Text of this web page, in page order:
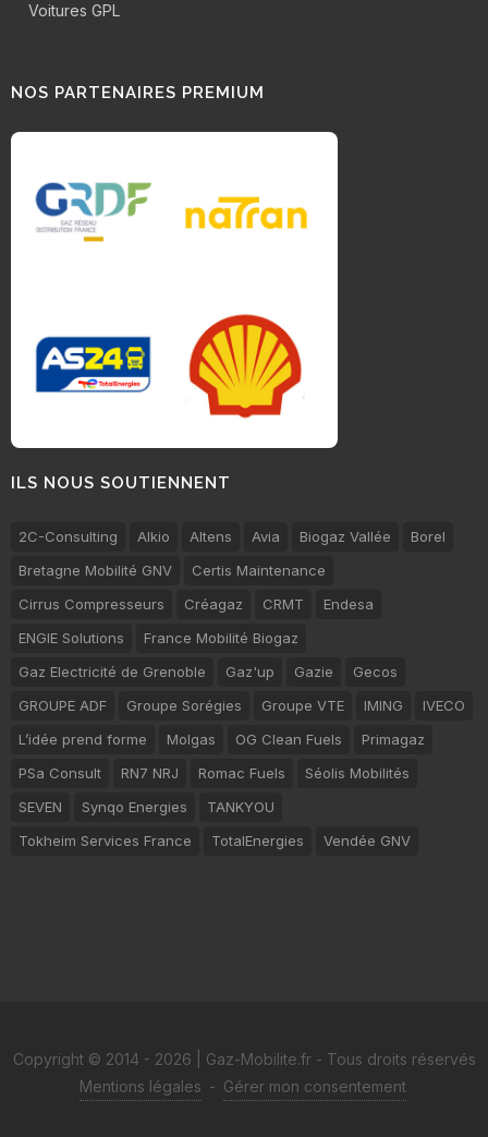
Voitures GPL
NOS PARTENAIRES PREMIUM
ILS NOUS SOUTIENNENT
2C-Consulting Alkio Altens Avia Biogaz Vallée
Borel
Bretagne Mobilité GNV
Certis Maintenance
Cirrus Compresseurs
Créagaz CRMT
Endesa
ENGIE Solutions
France Mobilité Biogaz
Gaz Electricité de Grenoble
Gaz'up Gazie
Gecos
GROUPE ADF
Groupe Sorégies Groupe VTE IMING
IVECO
L’idée prend forme
Molgas OG Clean Fuels
Primagaz
PSa Consult
RN7 NRJ Romac Fuels
Séolis Mobilités
SEVEN
Synqo Energies
TANKYOU
Tokheim Services France
TotalEnergies Vendée GNV
Copyright © 2014 - 2026 | Gaz-Mobilite.fr - Tous droits réservés
Mentions légales - Gérer mon consentement